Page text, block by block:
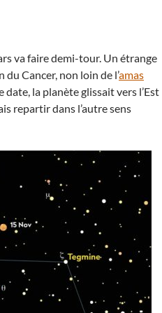
va faire demi-tour. Un étrange
Cancer, non loin de l’amas
date, la planète glissait vers l’Est
repartir dans l’autre sens